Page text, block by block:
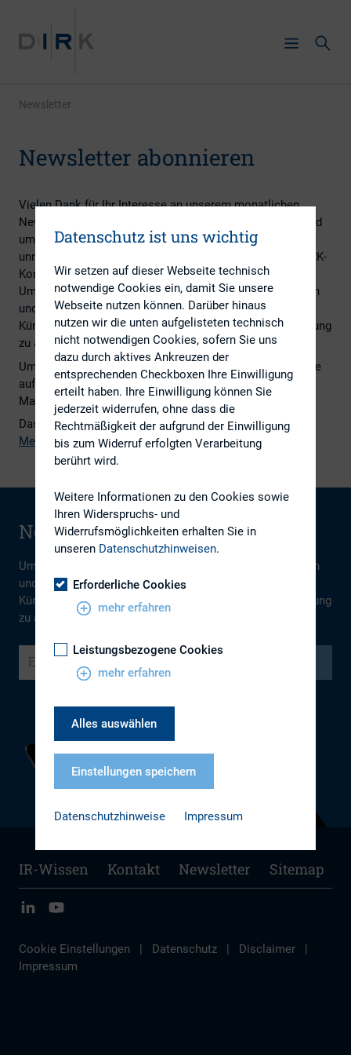
Newsletter
Newsletter abonnieren
Vielen Dank für Ihr Interesse an unserem monatlichen
Newsletter mit aktuellen und interessanten Beiträgen rund
um Investor Relations. Darüber hinaus erhalten Sie in
unregelmäßigen Abständen Informationen zu unserer DIRK-
Konferenz.
Um sich zu registrieren, geben Sie Ihre E-Mail-Adresse ein
und drücken auf den Anmeldebutton. Sie erhalten dann in
Kürze einen Bestätigungslink per E-Mail, um Ihre Anmeldung
zu aktivieren.
Um den Newsletter wieder abzubestellen, klicken Sie bitte
auf
newsletter@dirk.org
und senden die sich öffnende E-
Mail einfach ab. Vielen Dank.
Das Archiv vergangener Newsletter finden Sie in unserer
Mediathek.
Newsletter abonnieren
Um sich zu registrieren, geben Sie Ihre E-Mail-Adresse ein
und drücken auf den Anmeldebutton. Sie erhalten dann in
Kürze einen Bestätigungslink per E-Mail, um Ihre Anmeldung
zu aktivieren.
IR-Wissen Kontakt Newsletter Sitemap
Cookie Einstellungen | Datenschutz | Disclaimer
|
Impressum
Datenschutz ist uns wichtig
Wir setzen auf dieser Webseite technisch
notwendige Cookies ein, damit Sie unsere
Webseite nutzen können. Darüber hinaus
nutzen wir die unten aufgelisteten technisch
nicht notwendigen Cookies, sofern Sie uns
dazu durch aktives Ankreuzen der
entsprechenden Checkboxen Ihre Einwilligung
erteilt haben. Ihre Einwilligung können Sie
jederzeit widerrufen, ohne dass die
Rechtmäßigkeit der aufgrund der Einwilligung
bis zum Widerruf erfolgten Verarbeitung
berührt wird.
Weitere Informationen zu den Cookies sowie
Ihren Widerspruchs- und
Widerrufsmöglichkeiten erhalten Sie in
unseren Datenschutzhinweisen.
Erforderliche Cookies
mehr erfahren
Leistungsbezogene Cookies
mehr erfahren
Alles auswählen
Einstellungen speichern
Datenschutzhinweise Impressum